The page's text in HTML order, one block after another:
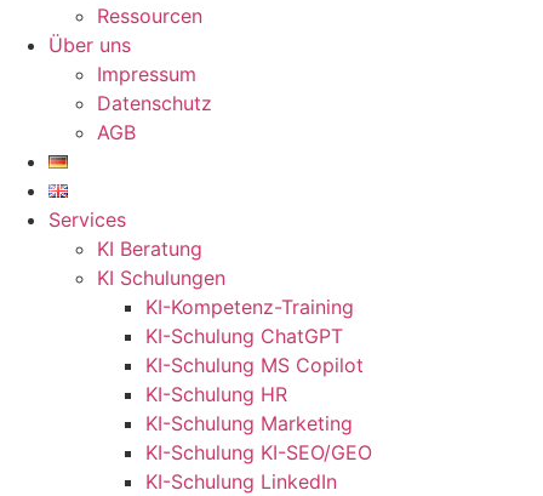
Ressourcen
Über uns
Impressum
Datenschutz
AGB
Services
KI Beratung
KI Schulungen
KI-Kompetenz-Training
KI-Schulung ChatGPT
KI-Schulung MS Copilot
KI-Schulung HR
KI-Schulung Marketing
KI-Schulung KI-SEO/GEO
KI-Schulung LinkedIn